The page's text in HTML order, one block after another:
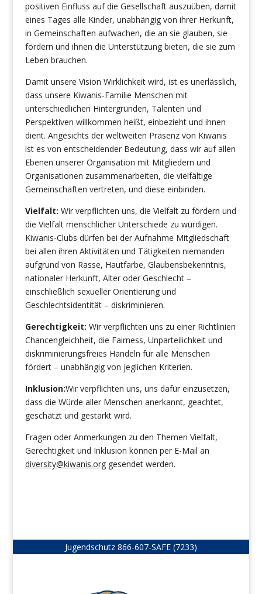
positiven Einfluss auf die Gesellschaft auszuüben, damit
eines Tages alle Kinder, unabhängig von ihrer Herkunft,
in Gemeinschaften aufwachen, die an sie glauben, sie
fördern und ihnen die Unterstützung bieten, die sie zum
Leben brauchen.
Damit unsere Vision Wirklichkeit wird, ist es unerlässlich,
dass unsere Kiwanis-Familie Menschen mit
unterschiedlichen Hintergründen, Talenten und
Perspektiven willkommen heißt, einbezieht und ihnen
dient. Angesichts der weltweiten Präsenz von Kiwanis
ist es von entscheidender Bedeutung, dass wir auf allen
Ebenen unserer Organisation mit Mitgliedern und
Organisationen zusammenarbeiten, die vielfältige
Gemeinschaften vertreten, und diese einbinden.
Vielfalt: Wir verpflichten uns, die Vielfalt zu fördern und
die Vielfalt menschlicher Unterschiede zu würdigen.
Kiwanis-Clubs dürfen bei der Aufnahme Mitgliedschaft
bei allen ihren Aktivitäten und Tätigkeiten niemanden
aufgrund von Rasse, Hautfarbe, Glaubensbekenntnis,
nationaler Herkunft, Alter oder Geschlecht –
einschließlich sexueller Orientierung und
Geschlechtsidentität – diskriminieren.
Gerechtigkeit: Wir verpflichten uns zu einer Richtlinien
Chancengleichheit, die Fairness, Unparteilichkeit und
diskriminierungsfreies Handeln für alle Menschen
fördert – unabhängig von jeglichen Kriterien.
Inklusion:Wir verpflichten uns, uns dafür einzusetzen,
dass die Würde aller Menschen anerkannt, geachtet,
geschätzt und gestärkt wird.
Fragen oder Anmerkungen zu den Themen Vielfalt,
Gerechtigkeit und Inklusion können per E-Mail an
diversity@kiwanis.orggesendet werden.
Jugendschutz 866-607-SAFE (7233)